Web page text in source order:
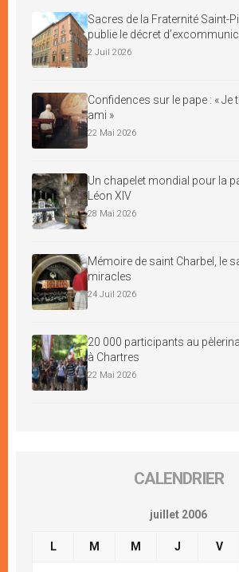
Sacres de la Fraternité Saint-
publie le décret
2 Juil 2026
Confidences sur le pape : « Je
ami »
22 Mai 2026
Un chapelet mondial pour la
Léon XIV
28 Mai 2026
Mémoire de saint Charbel, le
miracles
24 Juil 2026
20 000 participants au
à Chartres
22 Mai 2026
CALENDRIER
juillet 2006
L M M J V